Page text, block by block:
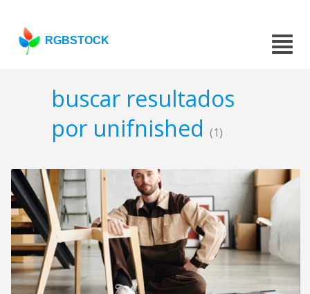
RGBSTOCK
buscar resultados
por unifnished (1)